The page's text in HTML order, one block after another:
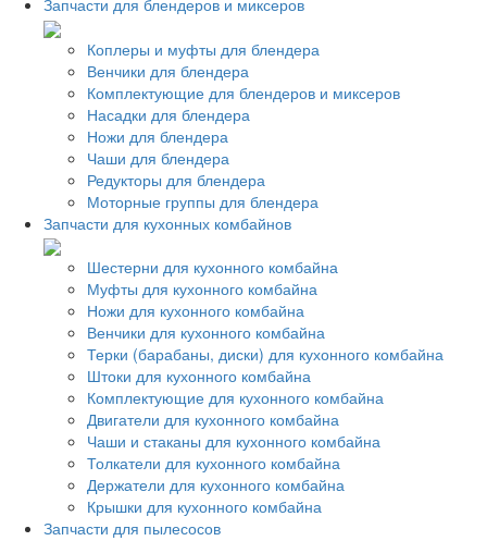
Запчасти для блендеров и миксеров
Коплеры и муфты для блендера
Венчики для блендера
Комплектующие для блендеров и миксеров
Насадки для блендера
Ножи для блендера
Чаши для блендера
Редукторы для блендера
Моторные группы для блендера
Запчасти для кухонных комбайнов
Шестерни для кухонного комбайна
Муфты для кухонного комбайна
Ножи для кухонного комбайна
Венчики для кухонного комбайна
Терки (барабаны, диски) для кухонного комбайна
Штоки для кухонного комбайна
Комплектующие для кухонного комбайна
Двигатели для кухонного комбайна
Чаши и стаканы для кухонного комбайна
Толкатели для кухонного комбайна
Держатели для кухонного комбайна
Крышки для кухонного комбайна
Запчасти для пылесосов